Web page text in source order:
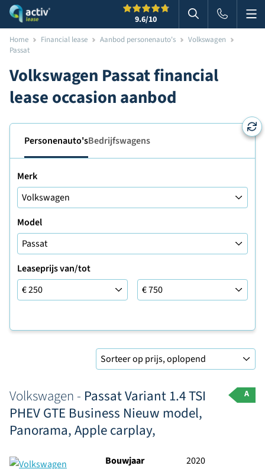
9.6/10 Zoeken in
Home Financial lease Aanbod personenauto's
Volkswagen
Passat
Volkswagen Passat financial
lease occasion aanbod
Personenauto'sBedrijfswagens
Merk
Model
Leaseprijs van/tot
Leaseprijs tot
Volkswagen - Passat Variant 1.4 TSI
PHEV GTE Business Nieuw model,
Panorama, Apple carplay,
A
Bouwjaar
2020